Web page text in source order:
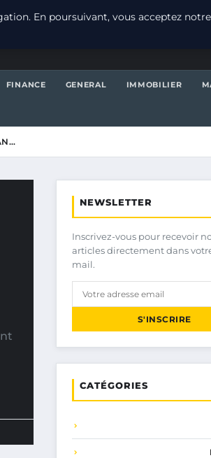
FINANCE GENERAL IMMOBILIER
NEWSLETTER
Inscrivez-vous pour recevoir
articles directement dans
mail.
S'INSCRIRE
CATÉGORIES
En poursuivant, vous acceptez